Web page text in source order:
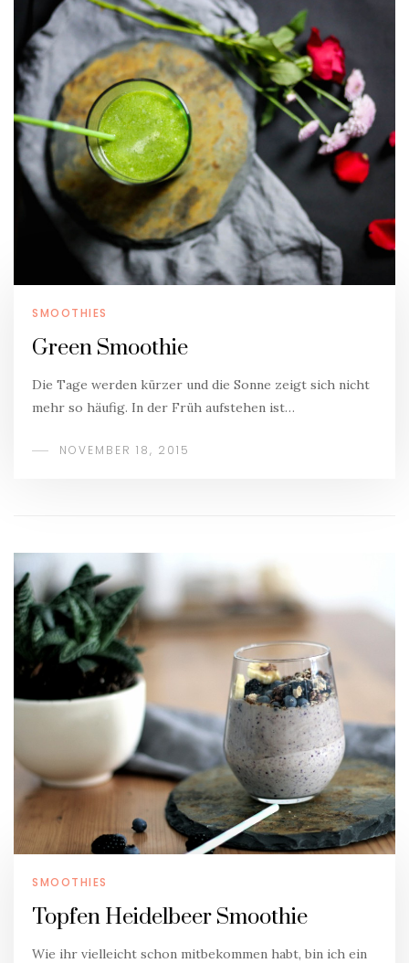
SMOOTHIES
Green Smoothie
Die Tage werden kürzer und die Sonne zeigt sich nicht
mehr so häufig. In der Früh aufstehen ist…
NOVEMBER 18, 2015
SMOOTHIES
Topfen Heidelbeer Smoothie
Wie ihr vielleicht schon mitbekommen habt, bin ich ein